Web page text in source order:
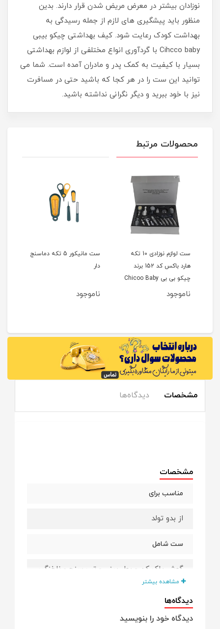
نوزادان بیشتر در معرض مریض شدن قرار دارند. بدین
منظور باید پیشگیری های لازم از جمله رسیدگی به
بهداشت کودک رعایت شود. كيف بهداشتی چیکو بیبی
Cihcco baby با گردآوری انواع مختلفی از لوازم بهداشتی
بسیار با کیفیت به کمک پدر و مادران آمده است. شما می
توانید این ست را در هر کجا که باشید حتی در مسافرت
نیز با خود ببرید و دیگر نگرانی نداشته باشید.
محصولات مرتبط
ست لوازم نوزادی 10 تکه
هارد باکس کد 152 برند
چیکو بی بی Chicoo Baby
ناموجود
ست مانیکور 5 تکه دماسنج
دار
ناموجود
مشخصات دیدگاه‌ها
مشخصات
مناسب برای
از بدو تولد
ست شامل
گوش پاک کن - پوار بینی - تب سنج - ناخنگیر
- سوهان - مسواک - برس - شانه - قیچی -
سایر توضیحات
مشاهده بیشتر
دیدگاه‌ها
دیدگاه خود را بنویسید